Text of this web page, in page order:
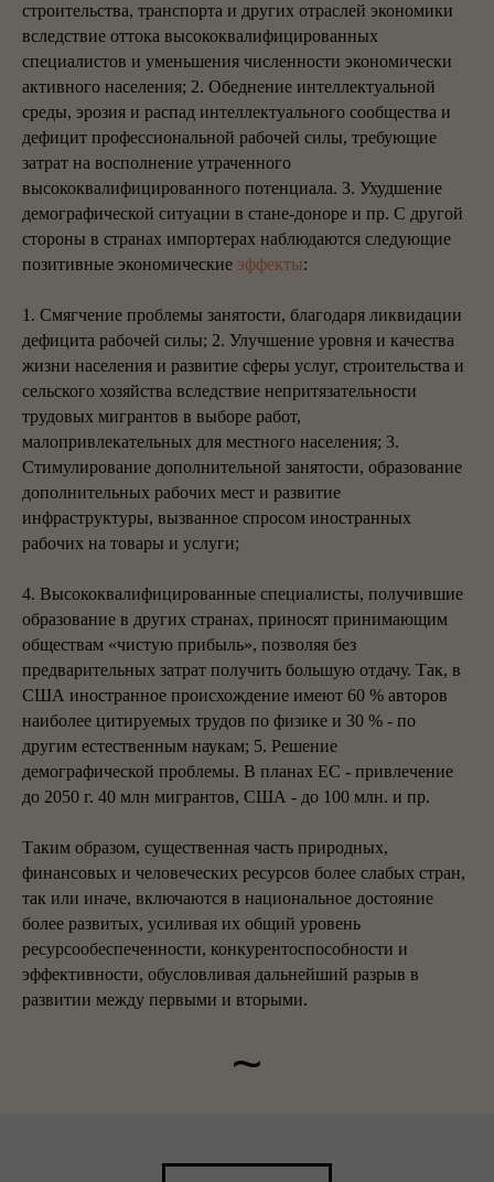
строительства, транспорта и других отраслей экономики
вследствие оттока высококвалифицированных
специалистов и уменьшения численности экономически
активного населения; 2. Обеднение интеллектуальной
среды, эрозия и распад интеллектуального сообщества и
дефицит профессиональной рабочей силы, требующие
затрат на восполнение утраченного
высококвалифицированного потенциала. 3. Ухудшение
демографической ситуации в стане-доноре и пр. С другой
стороны в странах импортерах наблюдаются следующие
позитивные экономические эффекты:
1. Смягчение проблемы занятости, благодаря ликвидации
дефицита рабочей силы; 2. Улучшение уровня и качества
жизни населения и развитие сферы услуг, строительства и
сельского хозяйства вследствие непритязательности
трудовых мигрантов в выборе работ,
малопривлекательных для местного населения; 3.
Стимулирование дополнительной занятости, образование
дополнительных рабочих мест и развитие
инфраструктуры, вызванное спросом иностранных
рабочих на товары и услуги;
4. Высококвалифицированные специалисты, получившие
образование в других странах, приносят принимающим
обществам «чистую прибыль», позволяя без
предварительных затрат получить большую отдачу. Так, в
США иностранное происхождение имеют 60 % авторов
наиболее цитируемых трудов по физике и 30 % - по
другим естественным наукам; 5. Решение
демографической проблемы. В планах ЕС - привлечение
до 2050 г. 40 млн мигрантов, США - до 100 млн. и пр.
Таким образом, существенная часть природных,
финансовых и человеческих ресурсов более слабых стран,
так или иначе, включаются в национальное достояние
более развитых, усиливая их общий уровень
ресурсообеспеченности, конкурентоспособности и
эффективности, обусловливая дальнейший разрыв в
развитии между первыми и вторыми.
~